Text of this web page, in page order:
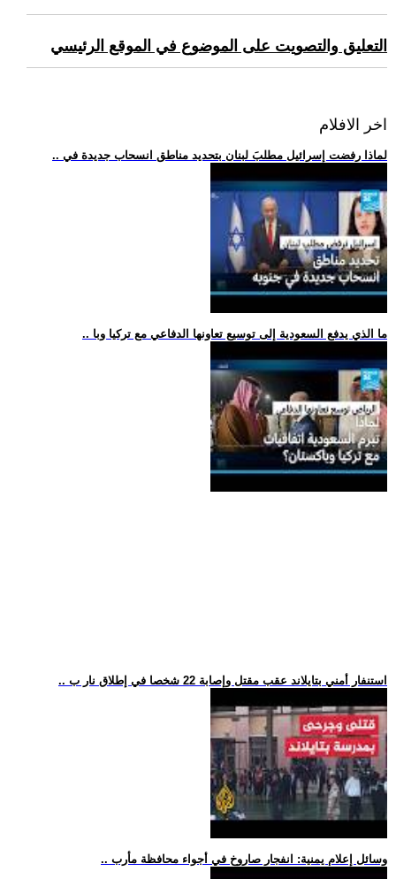
التعليق والتصويت على الموضوع في الموقع الرئيسي
اخر الافلام
.. لماذا رفضت إسرائيل مطلبَ لبنان بتحديد مناطق انسحاب جديدة في
.. ما الذي يدفع السعودية إلى توسيع تعاونها الدفاعي مع تركيا وبا
.. استنفار أمني بتايلاند عقب مقتل وإصابة 22 شخصا في إطلاق نار ب
.. وسائل إعلام يمنية: انفجار صاروخ في أجواء محافظة مأرب